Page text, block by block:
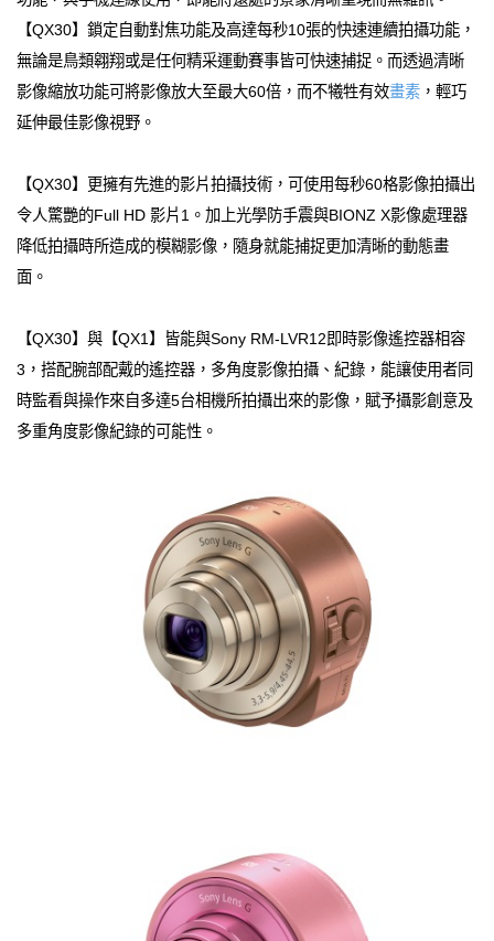
【QX30】鎖定自動對焦功能及高達每秒10張的快速連續拍攝功能，
無論是鳥類翱翔或是任何精采運動賽事皆可快速捕捉。而透過清晰
影像縮放功能可將影像放大至最大60倍，而不犧牲有效畫素 ，輕巧
延伸最佳影像視野。
【QX30】更擁有先進的影片拍攝技術，可使用每秒60格影像拍攝出
令人驚艷的Full HD 影片1。加上光學防手震與BIONZ X影像處理器
降低拍攝時所造成的模糊影像，隨身就能捕捉更加清晰的動態畫
面。
【QX30】與【QX1】皆能與Sony RM-LVR12即時影像遙控器相容
3，搭配腕部配戴的遙控器，多角度影像拍攝、紀錄，能讓使用者同
時監看與操作來自多達5台相機所拍攝出來的影像，賦予攝影創意及
多重角度影像紀錄的可能性。